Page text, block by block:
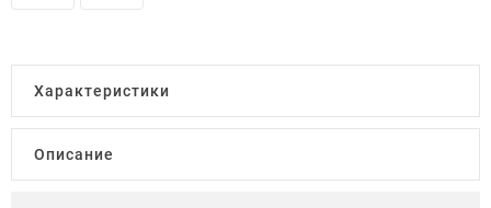
Характеристики
Описание